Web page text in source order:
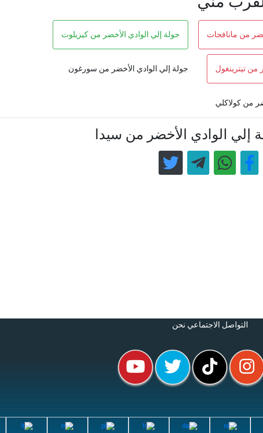
من مانافجات جولة إلي الوادي الأخضر من كيزيلوت
من تيترينغول جولة إلي الوادي الأخضر من سورغون
من كولاكلي
إلي الوادي الأخضر من سيدا
التواصل الاجتماعي نحن